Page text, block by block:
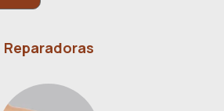
Reparadoras